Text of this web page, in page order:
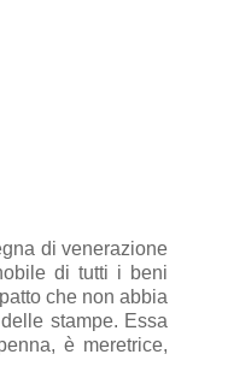
di venerazione
di tutti i beni
che non abbia
stampe. Essa
è meretrice,